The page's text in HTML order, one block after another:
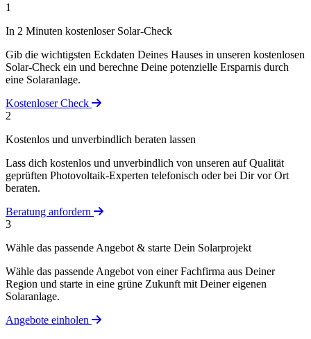
1
In 2 Minuten kostenloser Solar-Check
Gib die wichtigsten Eckdaten Deines Hauses in unseren kostenlosen
Solar-Check ein und berechne Deine potenzielle Ersparnis durch
eine Solaranlage.
Kostenloser Check
2
Kostenlos und unverbindlich beraten lassen
Lass dich kostenlos und unverbindlich von unseren auf Qualität
geprüften Photovoltaik-Experten telefonisch oder bei Dir vor Ort
beraten.
Beratung anfordern
3
Wähle das passende Angebot & starte Dein Solarprojekt
Wähle das passende Angebot von einer Fachfirma aus Deiner
Region und starte in eine grüne Zukunft mit Deiner eigenen
Solaranlage.
Angebote einholen